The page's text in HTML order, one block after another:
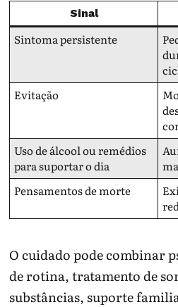
Sinal
Sintoma persistente
Evitação
Uso de álcool ou remédios
para suportar o dia
Pensamentos de morte
O cuidado pode combinar
de rotina, tratamento de
substâncias, suporte